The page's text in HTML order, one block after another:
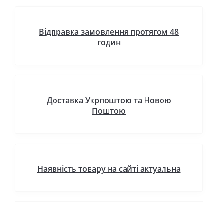
Відправка замовлення протягом 48
годин
Доставка Укрпоштою та Новою
Поштою
Наявність товару на сайті актуальна